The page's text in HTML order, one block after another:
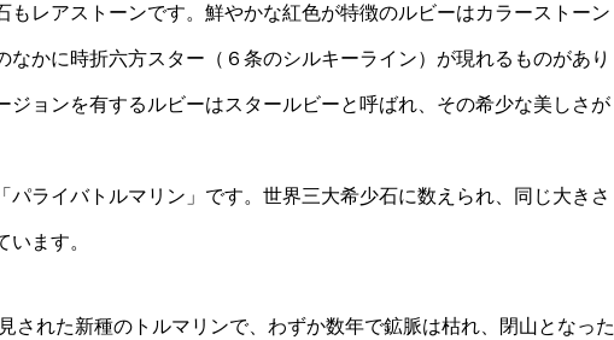
もレアストーンです。鮮やかな紅色が特徴のルビーはカラーストーン
かに時折六方スター（６条のシルキーライン）が現れるものがあり
ジョンを有するルビーはスタールビーと呼ばれ、その希少な美しさが
ライバトルマリン」です。世界三大希少石に数えられ、同じ大きさ
ます。
された新種のトルマリンで、わずか数年で鉱脈は枯れ、閉山となった